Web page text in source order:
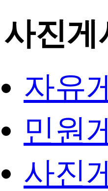
사진게
자유
민원
사진